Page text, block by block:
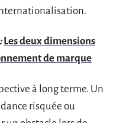
Les deux dimensions
de marque
à long terme. Un
risquée ou